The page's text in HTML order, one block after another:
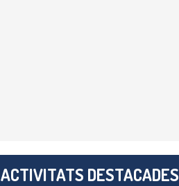
ACTIVITATS DESTACADES